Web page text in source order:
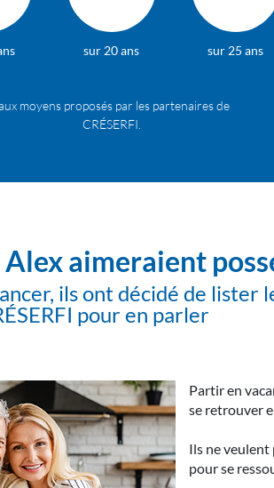
sur 20 ans sur 25 ans
moyens proposés par les partenaires de
CRÉSERFI.
aimeraient
ils ont décidé de
pour en parler
Partir en
se retrouver
Ils ne veulent
pour se